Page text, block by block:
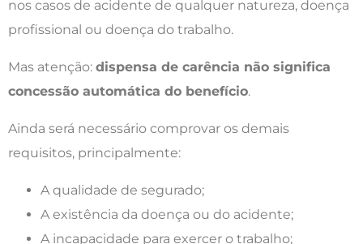
nos casos de acidente de qualquer natureza, doença
profissional ou doença do trabalho.
Mas atenção: dispensa de carência não significa
concessão automática do benefício.
Ainda será necessário comprovar os demais
requisitos, principalmente:
A qualidade de segurado;
A existência da doença ou do acidente;
A incapacidade para exercer o trabalho;